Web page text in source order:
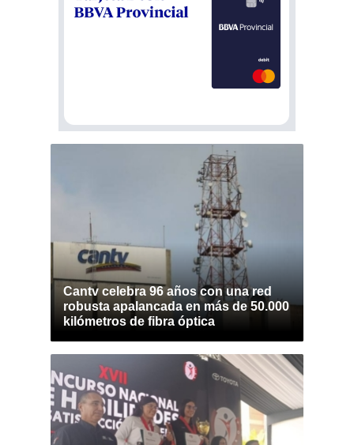
Cantv celebra 96 años con una red
robusta apalancada en más de 50.000
kilómetros de fibra óptica